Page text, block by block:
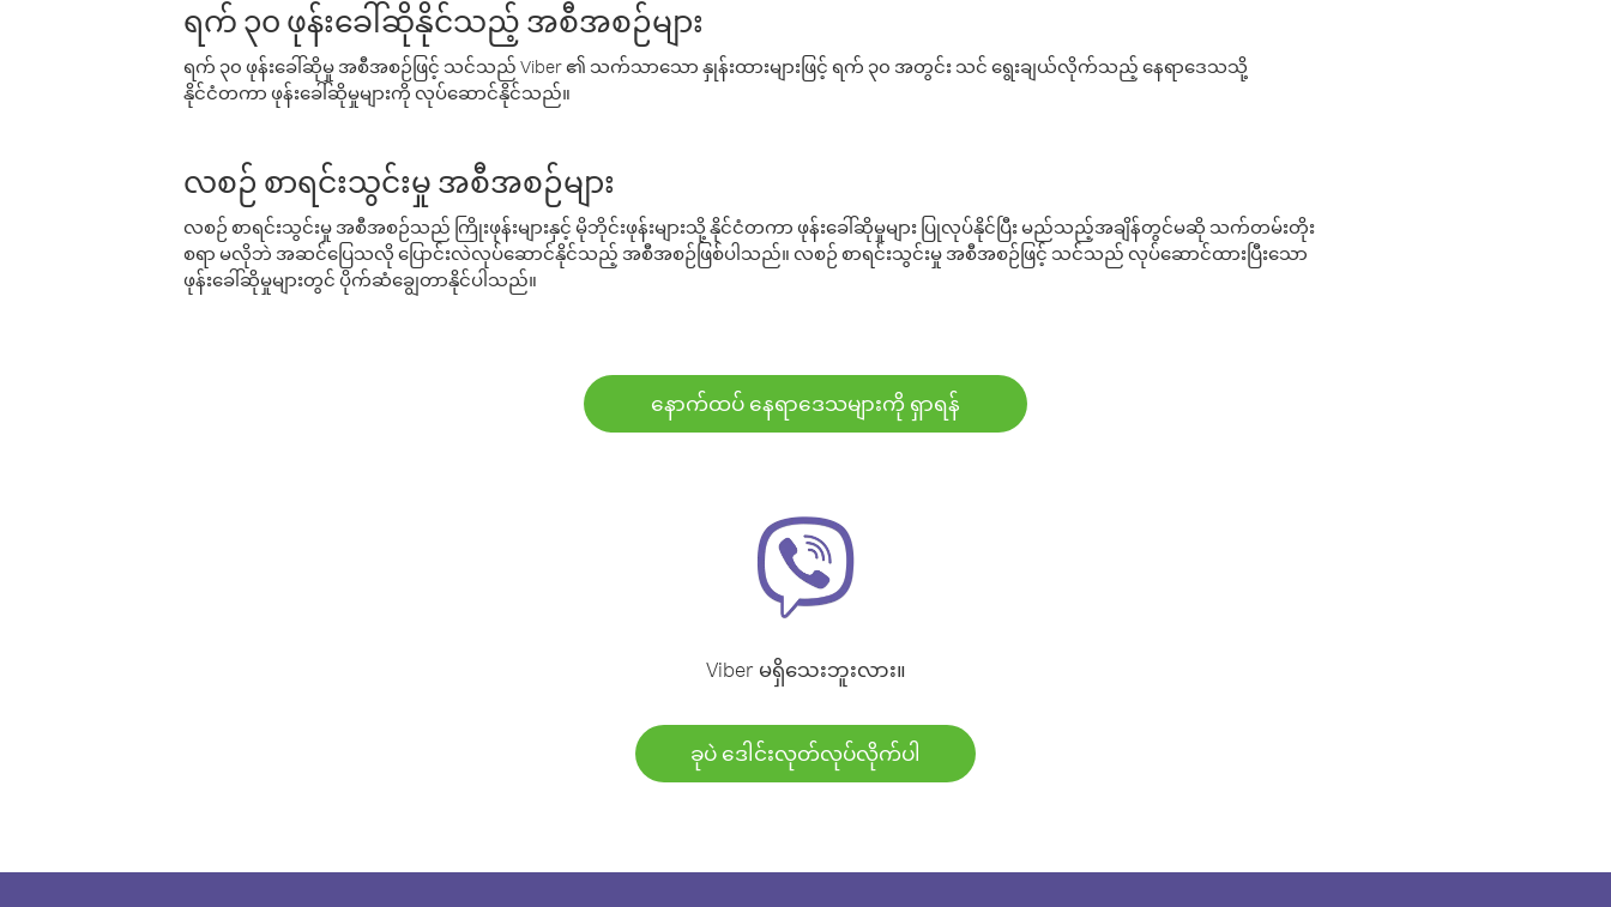
ရက် ၃၀ ဖုန်းခေါ်ဆိုနိုင်သည့် အစီအစဉ်များ
ရက် ၃၀ ဖုန်းခေါ်ဆိုမှု အစီအစဉ်ဖြင့် သင်သည် Viber ၏ သက်သာသော နှုန်းထားများဖြင့် ရက် ၃၀ အတွင်း သင် ရွေးချယ်လိုက်သည့် နေရာဒေသသို့
နိုင်ငံတကာ ဖုန်းခေါ်ဆိုမှုများကို လုပ်ဆောင်နိုင်သည်။
လစဉ် စာရင်းသွင်းမှု အစီအစဉ်များ
လစဉ် စာရင်းသွင်းမှု အစီအစဉ်သည် ကြိုးဖုန်းများနှင့် မိုဘိုင်းဖုန်းများသို့ နိုင်ငံတကာ ဖုန်းခေါ်ဆိုမှုများ ပြုလုပ်နိုင်ပြီး မည်သည့်အချိန်တွင်မဆို သက်တမ်းတိုး
စရာ မလိုဘဲ အဆင်ပြေသလို ပြောင်းလဲလုပ်ဆောင်နိုင်သည့် အစီအစဉ်ဖြစ်ပါသည်။ လစဉ် စာရင်းသွင်းမှု အစီအစဉ်ဖြင့် သင်သည် လုပ်ဆောင်ထားပြီးသော
ဖုန်းခေါ်ဆိုမှုများတွင် ပိုက်ဆံချွေတာနိုင်ပါသည်။
နောက်ထပ် နေရာဒေသများကို ရှာရန်
Viber မရှိသေးဘူးလား။
ခုပဲ ဒေါင်းလုတ်လုပ်လိုက်ပါ